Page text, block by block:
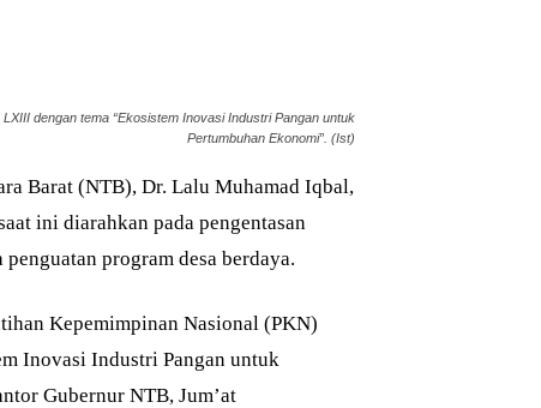
dengan tema “Ekosistem Inovasi Industri Pangan untuk
Pertumbuhan Ekonomi”. (Ist)
Barat (NTB), Dr. Lalu Muhamad Iqbal,
ini diarahkan pada pengentasan
program desa berdaya.
Kepemimpinan Nasional (PKN)
Inovasi Industri Pangan untuk
Gubernur NTB, Jum’at